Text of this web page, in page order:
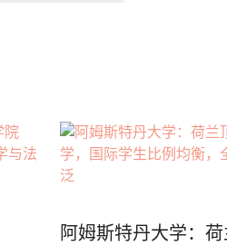
阿姆斯特丹大学：